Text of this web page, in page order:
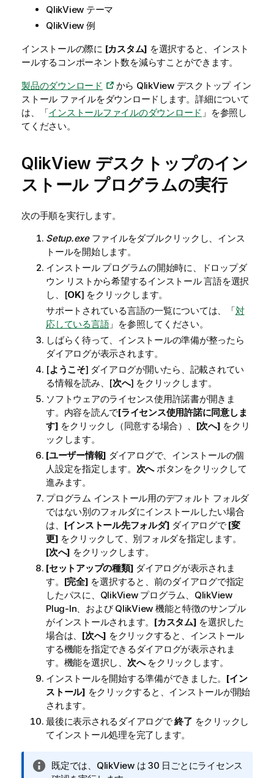
QlikView テーマ
QlikView 例
インストールの際に [カスタム] を選択すると、インスト
ールするコンポーネント数を減らすことができます。
製品のダウンロード
から QlikViewデスクトップ イン
ストール ファイルをダウンロードします。詳細について
は、「インストールファイルのダウンロード 」を参照し
てください。
QlikView デスクトップのイン
ストール プログラムの実行
次の手順を実行します。
Setup.exeファイルをダブルクリックし、インス
トールを開始します。
インストール プログラムの開始時に、ドロップダ
ウン リストから希望するインストール 言語を選択
し、[OK] をクリックします。
サポートされている言語の一覧については、「対
応している言語」を参照してください。
しばらく待って、インストールの準備が整ったら
ダイアログが表示されます。
[ようこそ] ダイアログが開いたら、記載されてい
る情報を読み、[次へ] をクリックします。
ソフトウェアのライセンス使用許諾書が開きま
す。内容を読んで[ライセンス使用許諾に同意しま
す] をクリックし（同意する場合）、 [次へ] をクリ
ックします。
[ユーザー情報] ダイアログで、インストールの個
人設定を指定します。 次へボタンをクリックして
進みます。
プログラム インストール用のデフォルト フォルダ
ではない別のフォルダにインストールしたい場合
は、 [インストール先フォルダ] ダイアログで [変
更] をクリックして、別フォルダを指定します。
[次へ] をクリックします。
[セットアップの種類] ダイアログが表示されま
す。 [完全] を選択すると、前のダイアログで指定
したパスに、QlikView プログラム、QlikView
Plug-In、および QlikView 機能と特徴のサンプル
がインストールされます。 [カスタム] を選択した
場合は、 [次へ] をクリックすると、インストール
する機能を指定できるダイアログが表示されま
す。機能を選択し、 次へをクリックします。
インストールを開始する準備ができました。 [イン
ストール] をクリックすると、インストールが開始
されます。
最後に表示されるダイアログで終了 をクリックし
てインストール処理を完了します。
情
既定では、 QlikViewは 30 日ごとにライセンス